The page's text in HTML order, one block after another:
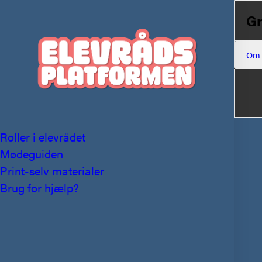
Roller i elevrådet
Mødeguiden
Print-selv materialer
Brug for hjælp?
Om